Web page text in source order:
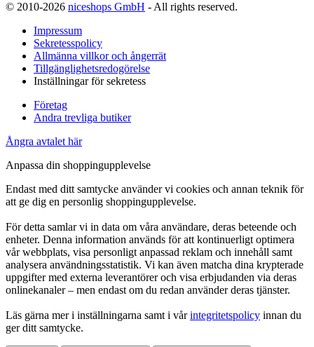
© 2010-2026 niceshops GmbH - All rights reserved.
Impressum
Sekretesspolicy
Allmänna villkor och ångerrät
Tillgänglighetsredogörelse
Inställningar för sekretess
Företag
Andra trevliga butiker
Ångra avtalet här
Anpassa din shoppingupplevelse
Endast med ditt samtycke använder vi cookies och annan teknik för
att ge dig en personlig shoppingupplevelse.
För detta samlar vi in data om våra användare, deras beteende och
enheter. Denna information används för att kontinuerligt optimera
vår webbplats, visa personligt anpassad reklam och innehåll samt
analysera användningsstatistik. Vi kan även matcha dina krypterade
uppgifter med externa leverantörer och visa erbjudanden via deras
onlinekanaler – men endast om du redan använder deras tjänster.
Läs gärna mer i inställningarna samt i vårintegritetspolicy innan du
ger ditt samtycke.